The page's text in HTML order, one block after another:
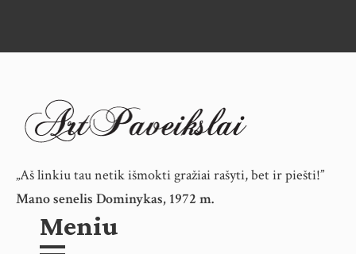
„Aš linkiu tau netik išmokti gražiai rašyti, bet ir piešti!”
Mano senelis Dominykas, 1972 m.
Meniu